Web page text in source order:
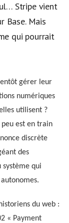
Stripe vient
Base. Mais
qui pourrait
gérer leur
numériques
utilisent ?
est en train
discrète
des
système qui
du web :
« Payment